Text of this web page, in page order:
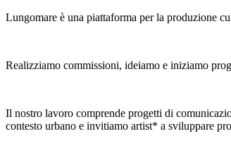
Lungomare è una piattaforma per la produzione
Realizziamo commissioni, ideiamo e iniziamo
Il nostro lavoro comprende progetti di
contesto urbano e invitiamo artist* a sviluppare